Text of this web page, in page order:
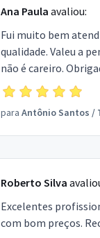
Ana Paula avaliou:
Fui muito bem
qualidade. Valeu a
não é careiro.
para Antônio Santos /
Roberto Silva
Excelentes
com bom preços.